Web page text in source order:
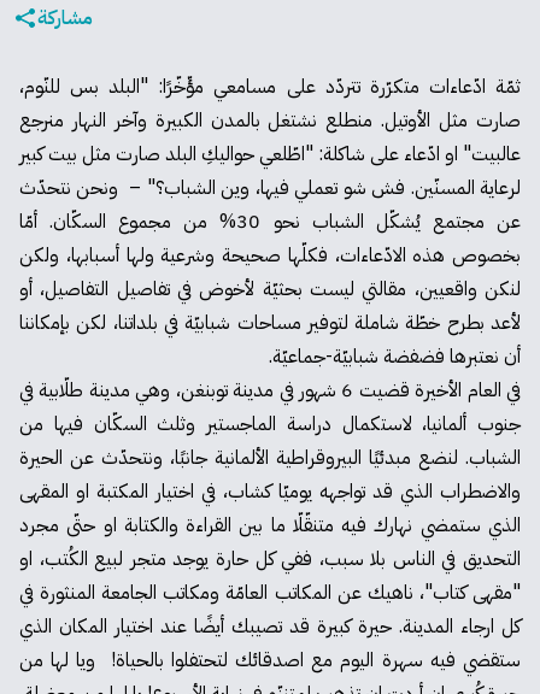
مشاركة
ثمّة ادّعاءات متكرّرة تتردّد على مسامعي مؤّخّرًا: "البلد بس للنّوم،
صارت مثل الأوتيل. منطلع نشتغل بالمدن الكبيرة وآخر النهار منرجع
عالبيت" او ادّعاء على شاكلة: "اطّلعي حواليكِ البلد صارت مثل بيت كبير
لرعاية المسنّين. فش شو تعملي فيها، وين الشباب؟" – ونحن نتحدّث
عن مجتمع يُشكّل الشباب نحو 30% من مجموع السكّان. أمّا
بخصوص هذه الادّعاءات، فكلّها صحيحة وشرعية ولها أسبابها، ولكن
لنكن واقعيين، مقالتي ليست بحثيّة لأخوض في تفاصيل التفاصيل، أو
لأعد بطرح خطّة شاملة لتوفير مساحات شبابيّة في بلداتنا، لكن بإمكاننا
أن نعتبرها فضفضة شبابيّة-جماعيّة.
في العام الأخيرة قضيت 6 شهور في مدينة توبنغن، وهي مدينة طلّابية في
جنوب ألمانيا، لاستكمال دراسة الماجستير وثلث السكّان فيها من
الشباب. لنضع مبدئيًا البيروقراطية الألمانية جانبًا، ونتحدّث عن الحيرة
والاضطراب الذي قد تواجهه يوميّا كشاب، في اختيار المكتبة او المقهى
الذي ستمضي نهارك فيه متنقّلّا ما بين القراءة والكتابة او حتّى مجرد
التحديق في الناس بلا سبب، ففي كل حارة يوجد متجر لبيع الكُتب، او
"مقهى كتاب"، ناهيك عن المكاتب العامّة ومكاتب الجامعة المنثورة في
كل ارجاء المدينة. حيرة كبيرة قد تصيبك أيضًا عند اختيار المكان الذي
ستقضي فيه سهرة اليوم مع اصدقائك لتحتفلوا بالحياة! ويا لها من